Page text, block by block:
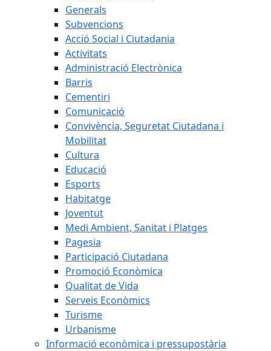
Generals
Subvencions
Acció Social i Ciutadania
Activitats
Administració Electrònica
Barris
Cementiri
Comunicació
Convivència, Seguretat Ciutadana i
Mobilitat
Cultura
Educació
Esports
Habitatge
Joventut
Medi Ambient, Sanitat i Platges
Pagesia
Participació Ciutadana
Promoció Econòmica
Qualitat de Vida
Serveis Econòmics
Turisme
Urbanisme
Informació econòmica i pressupostària